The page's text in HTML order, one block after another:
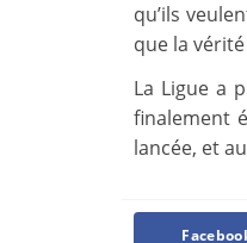
qu’ils
que la
La Ligue a
finalement
lancée, et